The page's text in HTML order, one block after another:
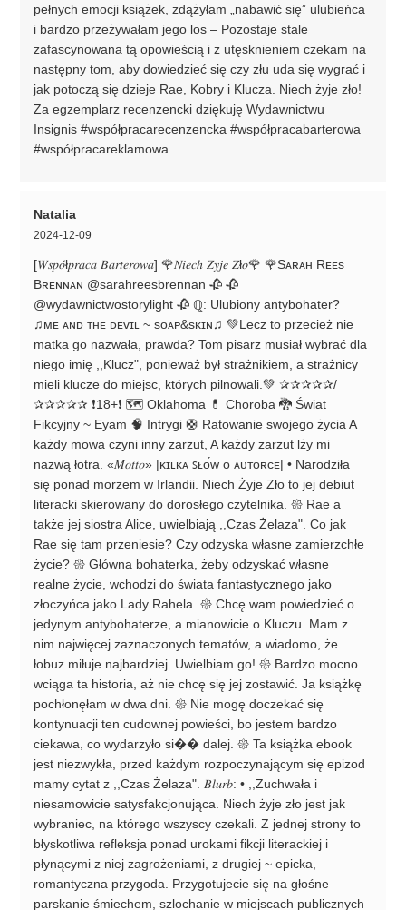
pełnych emocji książek, zdążyłam „nabawić się” ulubieńca
i bardzo przeżywałam jego los – Pozostaje stale
zafascynowana tą opowieścią i z utęsknieniem czekam na
następny tom, aby dowiedzieć się czy złu uda się wygrać i
jak potoczą się dzieje Rae, Kobry i Klucza. Niech żyje zło!
Za egzemplarz recenzencki dziękuję Wydawnictwu
Insignis #współpracarecenzencka #współpracabarterowa
#współpracareklamowa
Natalia
2024-12-09
[𝑊𝑠𝑝𝑜́ł𝑝𝑟𝑎𝑐𝑎 𝐵𝑎𝑟𝑡𝑒𝑟𝑜𝑤𝑎] 🌹𝑁𝑖𝑒𝑐ℎ 𝑍̇𝑦𝑗𝑒 𝑍ł𝑜🌹 🌹Sᴀʀᴀʜ Rᴇᴇs
Bʀᴇɴɴᴀɴ @sarahreesbrennan 🥀 🥀
@wydawnictwostorylight 🥀 ℚ: Ulubiony antybohater?
♫︎ᴍᴇ ᴀɴᴅ ᴛʜᴇ ᴅᴇᴠɪʟ ~ sᴏᴀᴘ&sᴋɪɴ♫︎ 💚Lecz to przecież nie
matka go nazwała, prawda? Tom pisarz musiał wybrać dla
niego imię ,,Klucz", ponieważ był strażnikiem, a strażnicy
mieli klucze do miejsc, których pilnowali.💚 ✰✰✰✰✰/
✰✰✰✰✰ ❗18+❗ 🗺️ Oklahoma 💊 Choroba 🐉 Świat
Fikcyjny ~ Eyam 🧠 Intrygi 🛟 Ratowanie swojego życia A
każdy mowa czyni inny zarzut, A każdy zarzut lży mi
nazwą łotra. «𝑀𝑜𝑡𝑡𝑜» |ᴋɪʟᴋᴀ ꜱᴌᴏ́ᴡ ᴏ ᴀᴜᴛᴏʀᴄᴇ| • Narodziła
się ponad morzem w Irlandii. Niech Żyje Zło to jej debiut
literacki skierowany do dorosłego czytelnika. 𑁍 Rae a
także jej siostra Alice, uwielbiają ,,Czas Żelaza". Co jak
Rae się tam przeniesie? Czy odzyska własne zamierzchłe
życie? 𑁍 Główna bohaterka, żeby odzyskać własne
realne życie, wchodzi do świata fantastycznego jako
złoczyńca jako Lady Rahela. 𑁍 Chcę wam powiedzieć o
jedynym antybohaterze, a mianowicie o Kluczu. Mam z
nim najwięcej zaznaczonych tematów, a wiadomo, że
łobuz miłuje najbardziej. Uwielbiam go! 𑁍 Bardzo mocno
wciąga ta historia, aż nie chcę się jej zostawić. Ja książkę
pochłonęłam w dwa dni. 𑁍 Nie mogę doczekać się
kontynuacji ten cudownej powieści, bo jestem bardzo
ciekawa, co wydarzyło si�� dalej. 𑁍 Ta książka ebook
jest niezwykła, przed każdym rozpoczynającym się epizod
mamy cytat z ,,Czas Żelaza". 𝐵𝑙𝑢𝑟𝑏: • ,,Zuchwała i
niesamowicie satysfakcjonująca. Niech żyje zło jest jak
wybraniec, na którego wszyscy czekali. Z jednej strony to
błyskotliwa refleksja ponad urokami fikcji literackiej i
płynącymi z niej zagrożeniami, z drugiej ~ epicka,
romantyczna przygoda. Przygotujecie się na głośne
parskanie śmiechem, szlochanie w miejscach publicznych